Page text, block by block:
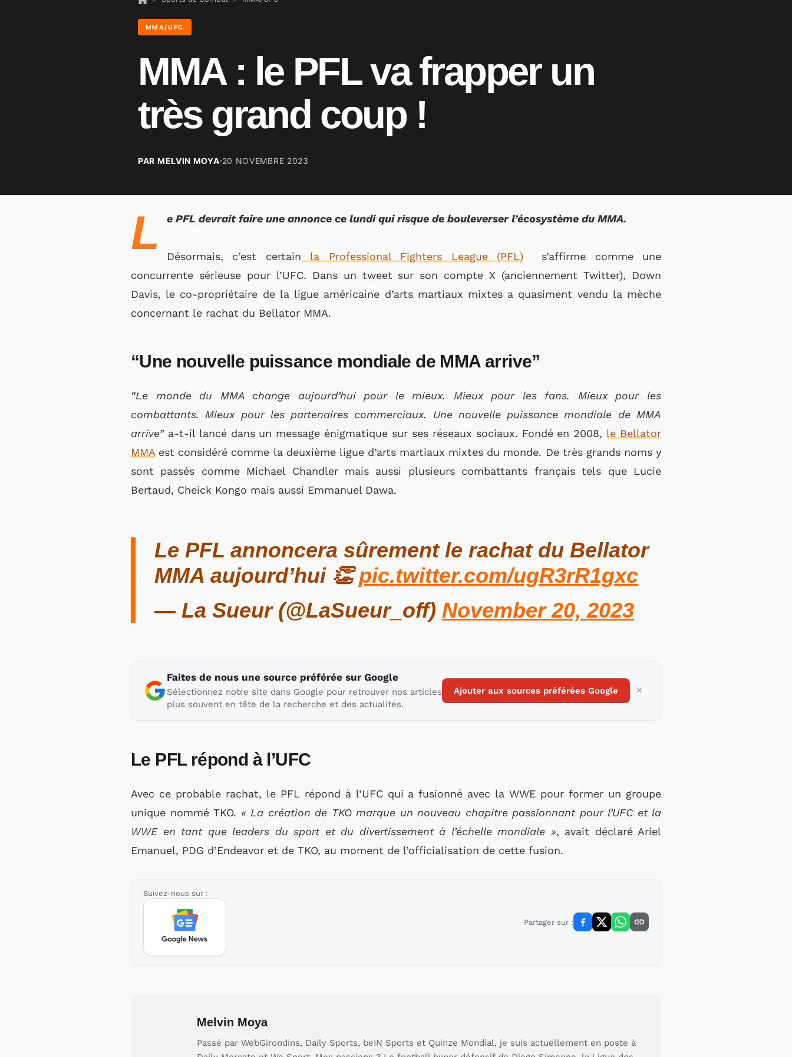
MMA/UFC
MMA : le PFL va frapper un
très grand coup !
PAR MELVIN MOYA 20 NOVEMBRE 2023
L e PFL devrait faire une annonce ce lundi qui risque de bouleverser l’écosystème du MMA.
Désormais, c’est certain la Professional Fighters League (PFL) s’affirme comme une
concurrente sérieuse pour l’UFC. Dans un tweet sur son compte X (anciennement Twitter), Down
Davis, le co-propriétaire de la ligue américaine d’arts martiaux mixtes a quasiment vendu la mèche
concernant le rachat du Bellator MMA.
“Une nouvelle puissance mondiale de MMA arrive”
“Le monde du MMA change aujourd’hui pour le mieux. Mieux pour les fans. Mieux pour les
combattants. Mieux pour les partenaires commerciaux. Une nouvelle puissance mondiale de MMA
arrive”a-t-il lancé dans un message énigmatique sur ses réseaux sociaux. Fondé en 2008, le Bellator
MMA est considéré comme la deuxième ligue d’arts martiaux mixtes du monde. De très grands noms y
sont passés comme Michael Chandler mais aussi plusieurs combattants français tels que Lucie
Bertaud, Cheick Kongo mais aussi Emmanuel Dawa.
Le PFL annoncera sûrement le rachat du Bellator
MMA aujourd’hui 👏pic.twitter.com/ugR3rR1gxc
— La Sueur (@LaSueur_off) November 20, 2023
Faites de nous une source préférée sur Google
Sélectionnez notre site dans Google pour retrouver nos articles
plus souvent en tête de la recherche et des actualités.
Ajouter aux sources préférées Google
Le PFL répond à l’UFC
Avec ce probable rachat, le PFL répond à l’UFC qui a fusionné avec la WWE pour former un groupe
unique nommé TKO. « La création de TKO marque un nouveau chapitre passionnant pour l’UFC et la
WWE en tant que leaders du sport et du divertissement à l’échelle mondiale », avait déclaré Ariel
Emanuel, PDG d’Endeavor et de TKO, au moment de l’officialisation de cette fusion.
Suivez-nous sur :
Partager sur :
Melvin Moya
Passé par WebGirondins, Daily Sports, beIN Sports et Quinze Mondial, je suis actuellement en poste à